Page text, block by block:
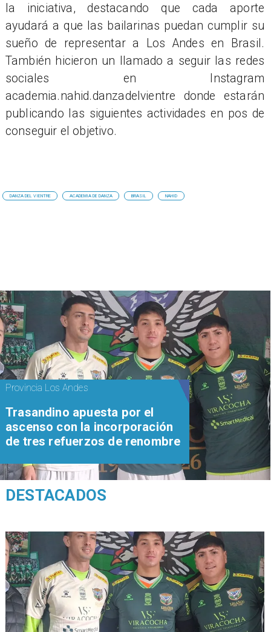
la iniciativa, destacando que cada aporte
ayudará a que las bailarinas puedan cumplir su
sueño de representar a Los Andes en Brasil.
También hicieron un llamado a seguir las redes
sociales en Instagram
academia.nahid.danzadelvientre donde estarán
publicando las siguientes actividades en pos de
conseguir el objetivo.
DANZA DEL VIENTRE ACADEMIA DE DANZA BRASIL NAHID
Provincia Los Andes
Trasandino apuesta por el
ascenso con la incorporación
de tres refuerzos de renombre
DESTACADOS